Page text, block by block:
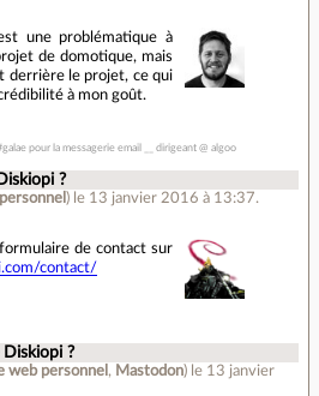
une problématique à
de domotique, mais
derrière le projet, ce qui
à mon goût.
pour la messagerie email __ dirigeant @ algoo
?
) le 13 janvier 2016 à 13:37.
de contact sur
contact/
Diskiopi ?
web personnel , Mastodon) le 13 janvier